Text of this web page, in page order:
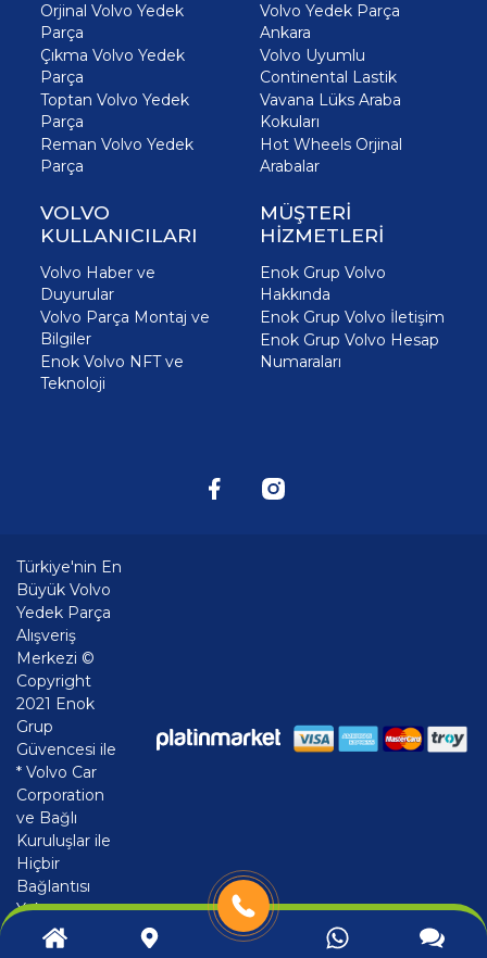
Orjinal Volvo Yedek
Parça
Çıkma Volvo Yedek
Parça
Toptan Volvo Yedek
Parça
Reman Volvo Yedek
Parça
Volvo Yedek Parça
Ankara
Volvo Uyumlu
Continental Lastik
Vavana Lüks Araba
Kokuları
Hot Wheels Orjinal
Arabalar
VOLVO
KULLANICILARI
Volvo Haber ve
Duyurular
Volvo Parça Montaj ve
Bilgiler
Enok Volvo NFT ve
Teknoloji
MÜŞTERİ
HİZMETLERİ
Enok Grup Volvo
Hakkında
Enok Grup Volvo İletişim
Enok Grup Volvo Hesap
Numaraları
Türkiye'nin En
Büyük Volvo
Yedek Parça
Alışveriş
Merkezi ©
Copyright
2021 Enok
Grup
Güvencesi ile
* Volvo Car
Corporation
ve Bağlı
Kuruluşlar ile
Hiçbir
Bağlantısı
Yoktur